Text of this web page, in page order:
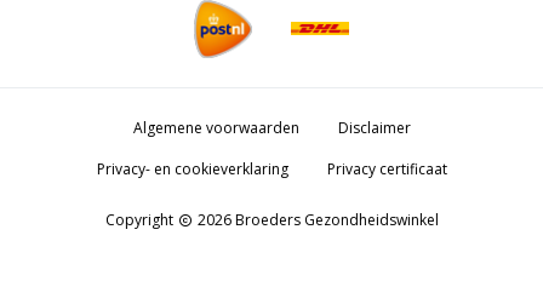
Algemene voorwaarden
Disclaimer
Privacy- en cookieverklaring
Privacy certificaat
Copyright copyright 2026 Broeders Gezondheidswinkel